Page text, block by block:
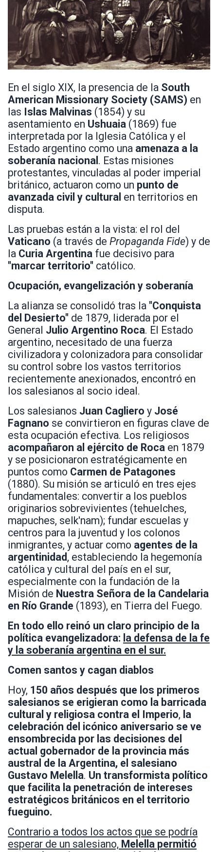
En el siglo XIX, la presencia de la South
American Missionary Society (SAMS) en
las Islas Malvinas (1854) y su
asentamiento en Ushuaia (1869) fue
interpretada por la Iglesia Católica y el
Estado argentino como una amenaza a la
soberanía nacional . Estas misiones
protestantes, vinculadas al poder imperial
británico, actuaron como un punto de
avanzada civil y cultural en territorios en
disputa.
Las pruebas están a la vista: el rol del
Vaticano (a través de Propaganda Fide) y de
la Curia Argentina fue decisivo para
"marcar territorio" católico.
Ocupación, evangelización y soberanía
La alianza se consolidó tras la "Conquista
del Desierto" de 1879, liderada por el
General Julio Argentino Roca. El Estado
argentino, necesitado de una fuerza
civilizadora y colonizadora para consolidar
su control sobre los vastos territorios
recientemente anexionados, encontró en
los salesianos al socio ideal.
Los salesianos Juan Cagliero y José
Fagnano se convirtieron en figuras clave de
esta ocupación efectiva. Los religiosos
acompañaron al ejército de Roca en 1879
y se posicionaron estratégicamente en
puntos como Carmen de Patagones
(1880). Su misión se articuló en tres ejes
fundamentales: convertir a los pueblos
originarios sobrevivientes (tehuelches,
mapuches, selk'nam); fundar escuelas y
centros para la juventud y los colonos
inmigrantes, y actuar como agentes de la
argentinidad , estableciendo la hegemonía
católica y cultural del país en el sur,
especialmente con la fundación de la
Misión de Nuestra Señora de la Candelaria
en Río Grande (1893), en Tierra del Fuego.
En todo ello reinó un claro principio de la
política evangelizadora: la defensa de la fe
y la soberanía argentina en el sur.
Comen santos y cagan diablos
Hoy, 150 años después que los primeros
salesianos se erigieran como la barricada
cultural y religiosa contra el Imperio, la
celebración del icónico aniversario se ve
ensombrecida por las decisiones del
actual gobernador de la provincia más
austral de la Argentina, el salesiano
Gustavo Melella. Un transformista político
que facilita la penetración de intereses
estratégicos británicos en el territorio
fueguino.
Contrario a todos los actos que se podría
esperar de un salesiano, Melella permitió